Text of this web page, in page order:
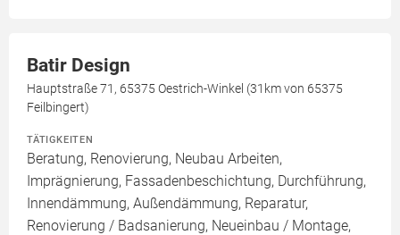
Batir Design
Hauptstraße 71, 65375 Oestrich-Winkel (31km von 65375
Feilbingert)
TÄTIGKEITEN
Beratung, Renovierung, Neubau Arbeiten,
Imprägnierung, Fassadenbeschichtung, Durchführung,
Innendämmung, Außendämmung, Reparatur,
Renovierung / Badsanierung, Neueinbau / Montage,